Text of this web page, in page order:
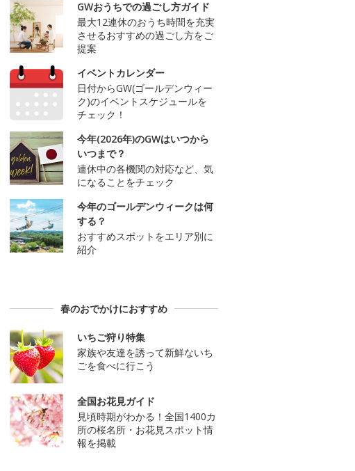
GWおうちでの過ごし方ガイド
最大12連休のおうち時間を充実
させるおすすめの過ごし方をご
提案
イベントカレンダー
日付からGW(ゴールデンウィー
ク)のイベントスケジュールを
チェック！
今年(2026年)のGWはいつから
いつまで？
連休中の各機関の対応など、気
になることをチェック
今年のゴールデンウィークは何
する？
おすすめスポットをエリア別に
紹介
春のおでかけにおすすめ
いちご狩り特集
家族や友達を誘って新鮮ないち
ごを食べに行こう
全国お花見ガイド
見頃時期がわかる！全国1400カ
所の桜名所・お花見スポット情
報を掲載